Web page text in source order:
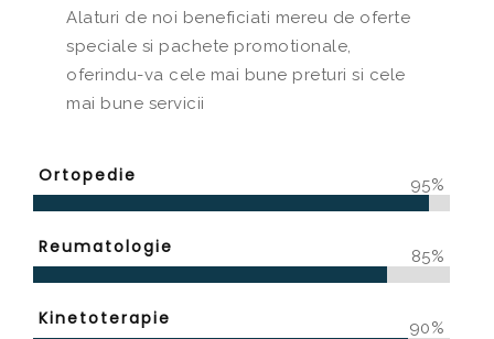
Alaturi de noi beneficiati mereu de oferte
speciale si pachete promotionale,
oferindu-va cele mai bune preturi si cele
mai bune servicii
Ortopedie 95%
Reumatologie 85%
Kinetoterapie 90%